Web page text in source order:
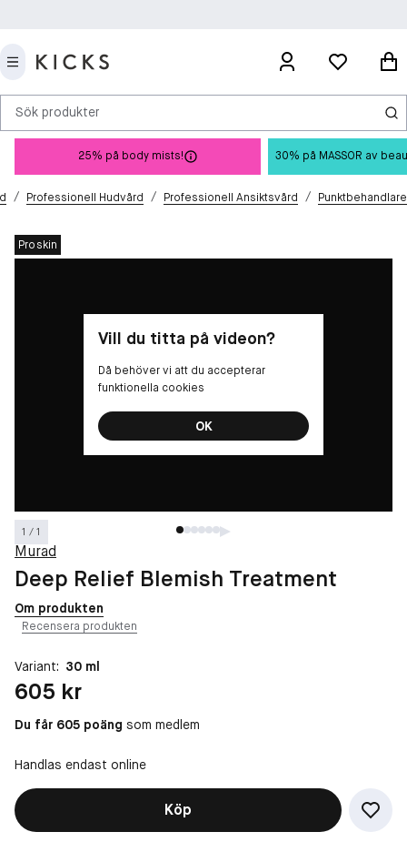
Sök produkter
25% på body mists! 30% på MASSOR av
/ Professionell Hudvård / Professionell Ansiktsvård / Punktbehandlare
Proskin
1 / 1
Vill du titta på videon?
Då behöver vi att du accepterar
funktionella cookies
OK
Murad
Deep Relief Blemish Treatment
Om produkten
Recensera produkten
Variant: 30 ml
Pris: 605 kr
605 kr
Du får 605 poäng som medlem
Handlas endast online
Köp